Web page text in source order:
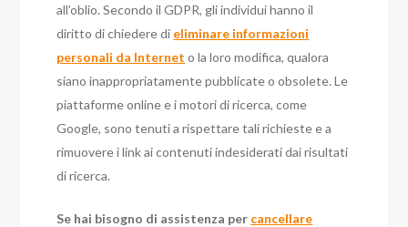
all’oblio. Secondo il GDPR, gli individui hanno il
diritto di chiedere di eliminare informazioni
personali da Internet o la loro modifica, qualora
siano inappropriatamente pubblicate o obsolete. Le
piattaforme online e i motori di ricerca, come
Google, sono tenuti a rispettare tali richieste e a
rimuovere i link ai contenuti indesiderati dai risultati
di ricerca.
Se hai bisogno di assistenza per cancellare